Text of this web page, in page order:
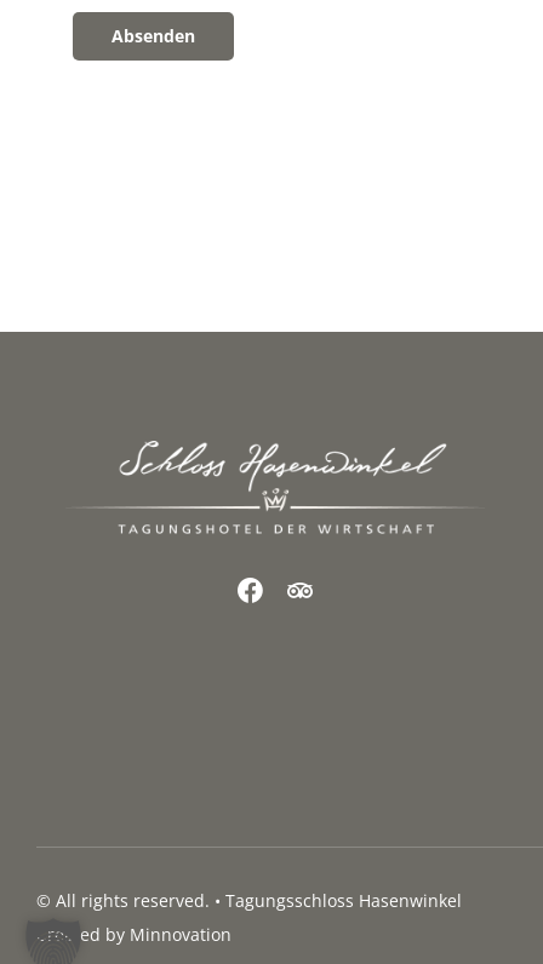
Absenden
© All rights reserved. • Tagungsschloss Hasenwinkel
Created by Minnovation